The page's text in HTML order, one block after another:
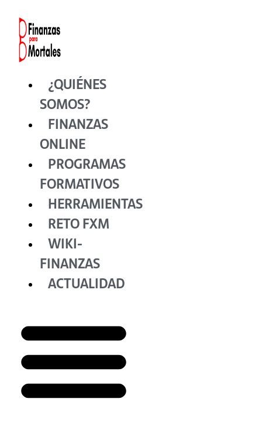
contenido
¿QUIÉNES
SOMOS?
FINANZAS
ONLINE
PROGRAMAS
FORMATIVOS
HERRAMIENTAS
RETO FXM
WIKI-
FINANZAS
ACTUALIDAD